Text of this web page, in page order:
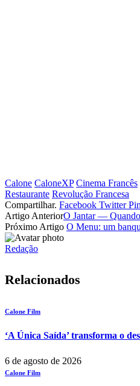
Calone CaloneXP Cinema Francês
Restaurante Revolução Francesa
Compartilhar. Facebook Twitter
Artigo AnteriorO Jantar — Quando
Próximo Artigo O Menu: um
Redação
Relacionados
Calone Film
‘A Única Saída’ transforma o
6 de agosto de 2026
Calone Film